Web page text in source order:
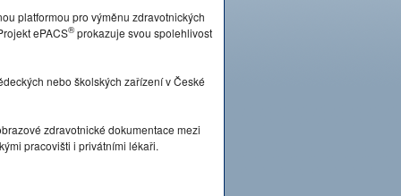
platformou pro výměnu zdravotnických
ePACS®prokazuje svou spolehlivost
nebo školských zařízení v České
zdravotnické dokumentace mezi
pracovišti i privátními lékaři.